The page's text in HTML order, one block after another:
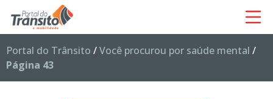
Portal do Trânsito /Você procurou por saúde mental /
Página 43